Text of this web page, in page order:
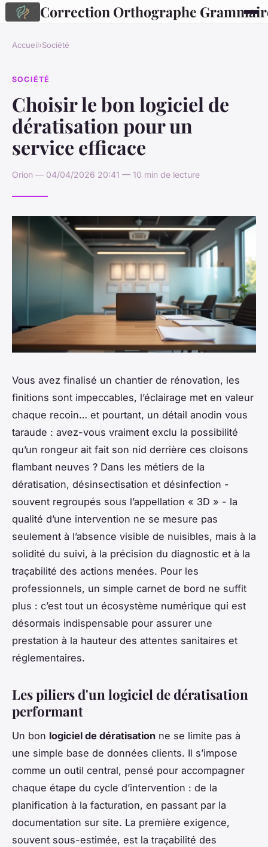
Correction Orthographe
Accueil›Société
SOCIÉTÉ
Choisir le bon logiciel de
dératisation pour un
service efficace
Orion — 04/04/2026 20:41 — 10 min de lecture
Vous avez finalisé un chantier de rénovation, les
finitions sont impeccables, l’éclairage met en valeur
chaque recoin… et pourtant, un détail anodin vous
taraude : avez-vous vraiment exclu la possibilité
qu’un rongeur ait fait son nid derrière ces cloisons
flambant neuves ? Dans les métiers de la
dératisation, désinsectisation et désinfection -
souvent regroupés sous l’appellation « 3D » - la
qualité d’une intervention ne se mesure pas
seulement à l’absence visible de nuisibles, mais à la
solidité du suivi, à la précision du diagnostic et à la
traçabilité des actions menées. Pour les
professionnels, un simple carnet de bord ne suffit
plus : c’est tout un écosystème numérique qui est
désormais indispensable pour assurer une
prestation à la hauteur des attentes sanitaires et
réglementaires.
Les piliers d'un logiciel de dératisation
performant
Un bon logiciel de dératisation ne se limite pas à
une simple base de données clients. Il s’impose
comme un outil central, pensé pour accompagner
chaque étape du cycle d’intervention : de la
planification à la facturation, en passant par la
documentation sur site. La première exigence,
souvent sous-estimée, est la traçabilité des